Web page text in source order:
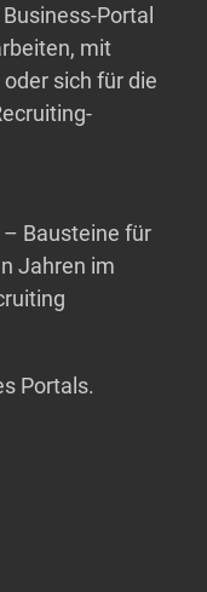
Portal
mit
sich für die
Bausteine für
Jahren im
Portals.